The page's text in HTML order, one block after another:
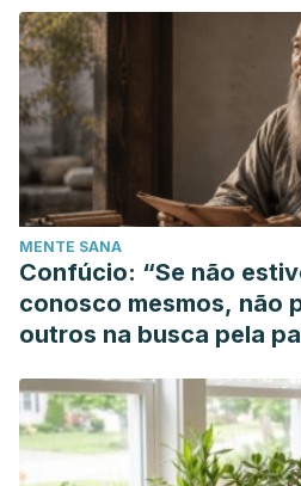
MENTE SANA
Confúcio: “Se não
conosco mesmos, não
outros na busca pela